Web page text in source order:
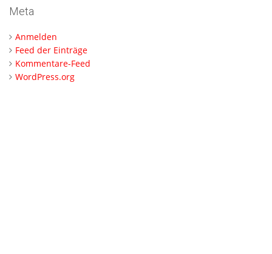
Meta
Anmelden
Feed der Einträge
Kommentare-Feed
WordPress.org